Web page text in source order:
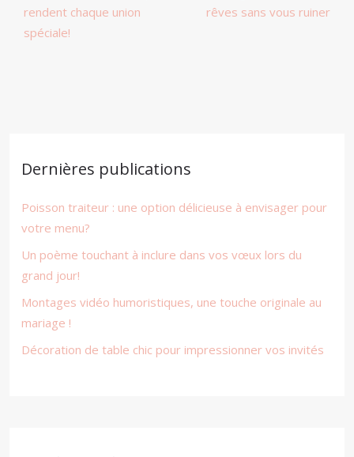
rendent chaque union
spéciale!
rêves sans vous ruiner
Dernières publications
Poisson traiteur : une option délicieuse à envisager pour
votre menu?
Un poème touchant à inclure dans vos vœux lors du
grand jour!
Montages vidéo humoristiques, une touche originale au
mariage !
Décoration de table chic pour impressionner vos invités